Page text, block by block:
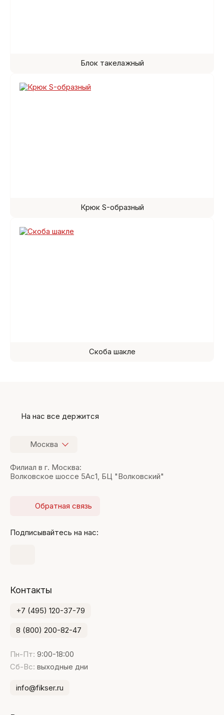
Блок такелажный
Крюк S-образный
Скоба шакле
На нас все держится
Москва
Филиал в г. Москва:
Волковское шоссе 5Ас1, БЦ "Волковский"
Обратная связь
Подписывайтесь на нас:
Контакты
+7 (495) 120-37-79
8 (800) 200-82-47
Пн-Пт: 9:00-18:00
Сб-Вс: выходные дни
info@fikser.ru